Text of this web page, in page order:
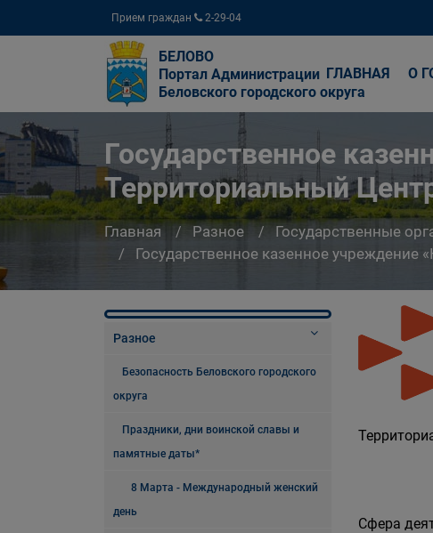
Прием граждан 2-29-04
БЕЛОВО
Портал Администрации
Беловского городского округа
ГЛАВНАЯ О
Государственное
Территориальный
Главная Разное
Государственные
Государственное казенное учреждение
Разное
Безопасность Беловского городского
округа
Праздники, дни воинской славы и
памятные даты*
8 Марта - Международный женский
день
Сфера